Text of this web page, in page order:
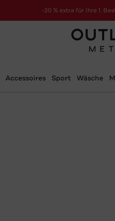
-20 % extra für Ihre 1.
Accessoires Sport Wäsche